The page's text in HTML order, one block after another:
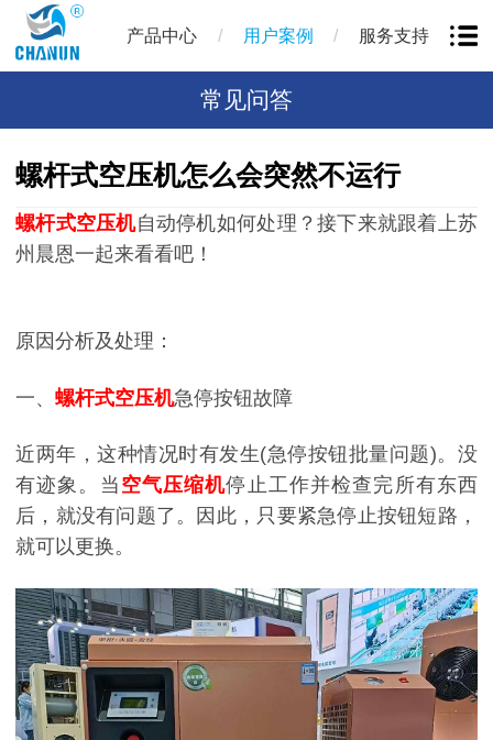
产品中心 / 用户案例 / 服务支持
常见问答
螺杆式空压机怎么会突然不运行
螺杆式空压机自动停机如何处理？接下来就跟着上苏
州晨恩一起来看看吧！
原因分析及处理：
一、 螺杆式空压机急停按钮故障
近两年，这种情况时有发生(急停按钮批量问题)。没
有迹象。当 空气压缩机停止工作并检查完所有东西
后，就没有问题了。因此，只要紧急停止按钮短路，
就可以更换。